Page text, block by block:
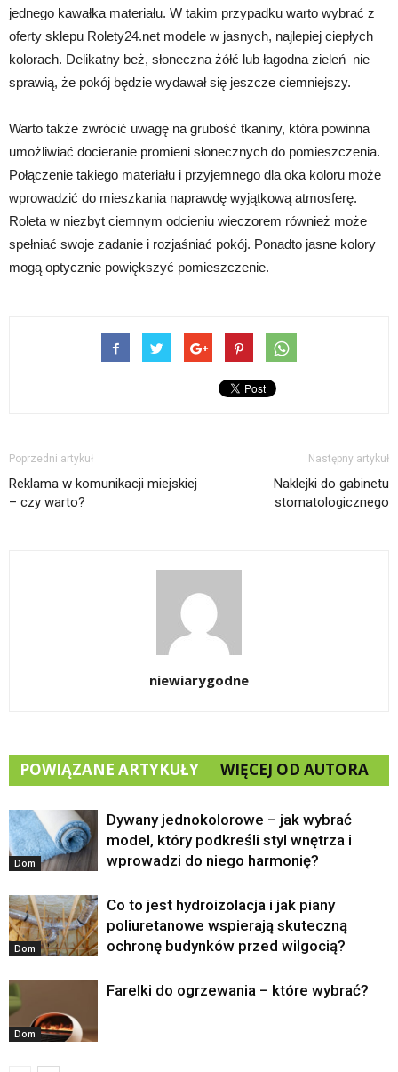
jednego kawałka materiału. W takim przypadku warto wybrać z
oferty sklepu Rolety24.net modele w jasnych, najlepiej ciepłych
kolorach. Delikatny beż, słoneczna żółć lub łagodna zieleń nie
sprawią, że pokój będzie wydawał się jeszcze ciemniejszy.
Warto także zwrócić uwagę na grubość tkaniny, która powinna
umożliwiać docieranie promieni słonecznych do pomieszczenia.
Połączenie takiego materiału i przyjemnego dla oka koloru może
wprowadzić do mieszkania naprawdę wyjątkową atmosferę.
Roleta w niezbyt ciemnym odcieniu wieczorem również może
spełniać swoje zadanie i rozjaśniać pokój. Ponadto jasne kolory
mogą optycznie powiększyć pomieszczenie.
Poprzedni artykuł
Reklama w komunikacji miejskiej
– czy warto?
Następny artykuł
Naklejki do gabinetu
stomatologicznego
niewiarygodne
POWIĄZANE ARTYKUŁY WIĘCEJ OD AUTORA
Dom
Dywany jednokolorowe – jak wybrać
model, który podkreśli styl wnętrza i
wprowadzi do niego harmonię?
Dom
Co to jest hydroizolacja i jak piany
poliuretanowe wspierają skuteczną
ochronę budynków przed wilgocią?
Dom
Farelki do ogrzewania – które wybrać?